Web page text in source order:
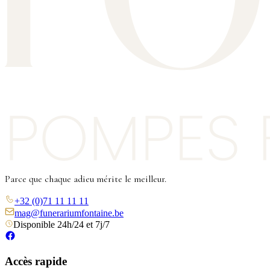
Parce que chaque adieu mérite le meilleur.
+32 (0)71 11 11 11
mag@funerariumfontaine.be
Disponible 24h/24 et 7j/7
Accès rapide